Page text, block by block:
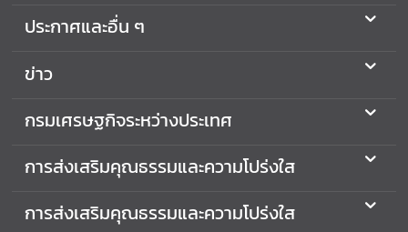
ม
ล
ค
า
โ
ประกาศและอื่น ๆ
ข่าว
กรมเศรษฐกิจระหว่างประเทศ
การส่งเสริมคุณธรรมและความโปร่งใส
การส่งเสริมคุณธรรมและความโปร่งใส